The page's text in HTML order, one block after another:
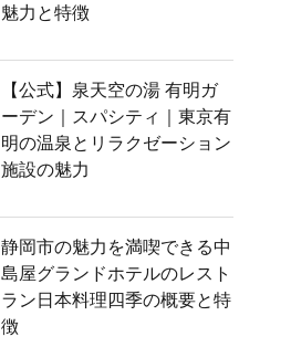
魅力と特徴
【公式】泉天空の湯 有明ガ
ーデン｜スパシティ｜東京有
明の温泉とリラクゼーション
施設の魅力
静岡市の魅力を満喫できる中
島屋グランドホテルのレスト
ラン日本料理四季の概要と特
徴